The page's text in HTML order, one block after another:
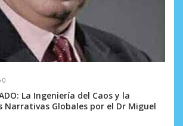
0
La Ingeniería del Caos y la
Narrativas Globales por el Dr Miguel